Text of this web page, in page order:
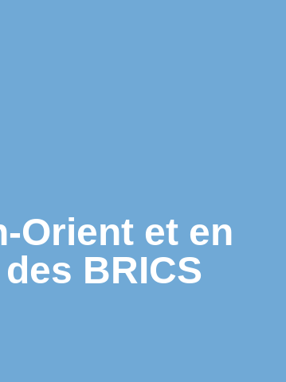
Orient et en
BRICS